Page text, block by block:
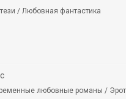
/ Любовная фантастика
любовные романы /